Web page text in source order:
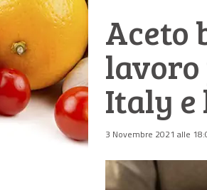
Aceto
Italy e
3 Novembre 2021 alle